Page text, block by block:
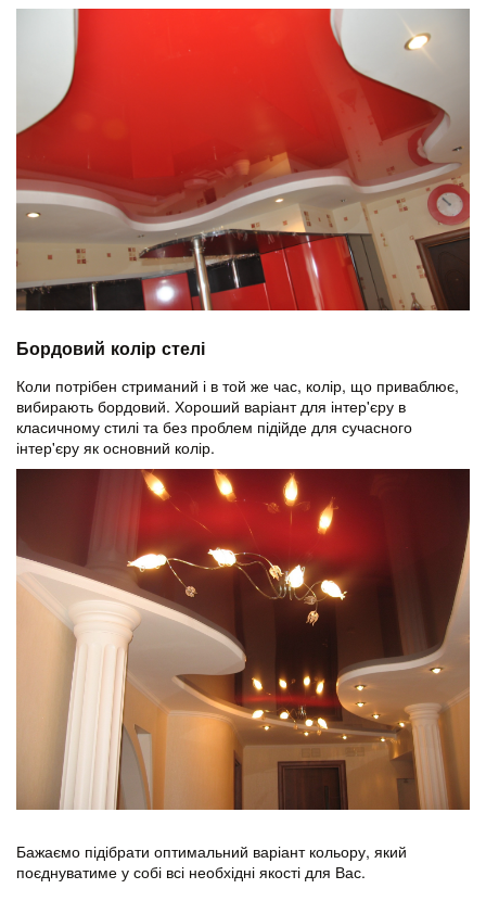
Бордовий колір стелі
Коли потрібен стриманий і в той же час, колір, що приваблює,
вибирають бордовий. Хороший варіант для інтер'єру в
класичному стилі та без проблем підійде для сучасного
інтер'єру як основний колір.
Бажаємо підібрати оптимальний варіант кольору, який
поєднуватиме у собі всі необхідні якості для Вас.